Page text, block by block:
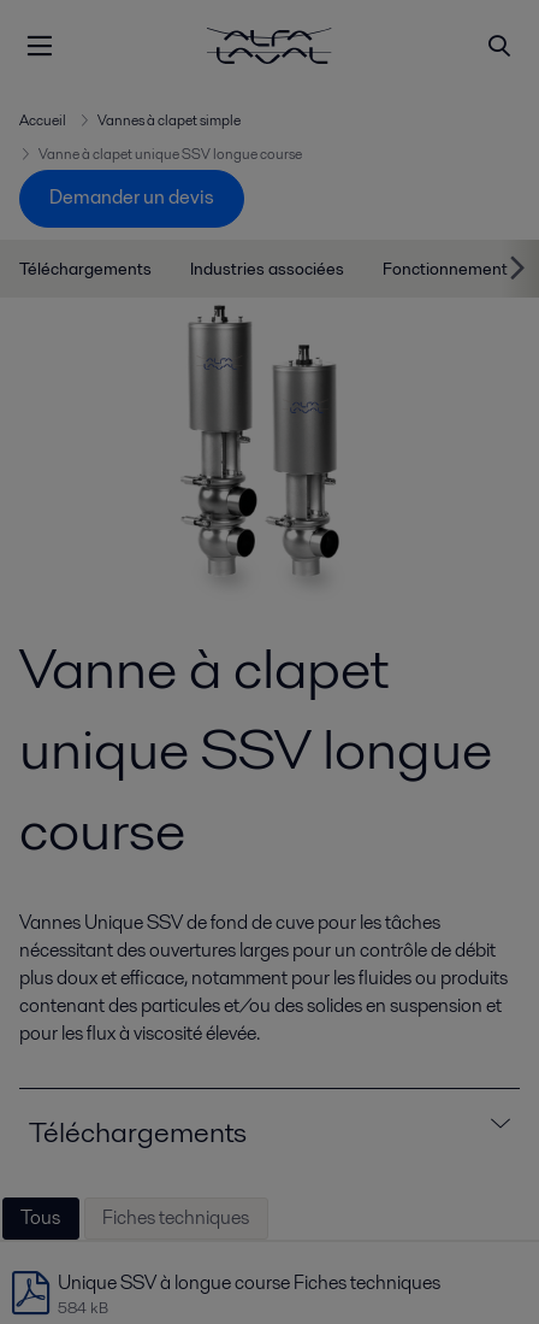
Accueil
Vannes à clapet simple
Vanne à clapet unique SSV longue course
Demander un devis
Téléchargements Industries associées Fonctionnement
Vanne à clapet
unique SSV longue
course
Vannes Unique SSV de fond de cuve pour les tâches
nécessitant des ouvertures larges pour un contrôle de débit
plus doux et efficace, notamment pour les fluides ou produits
contenant des particules et/ou des solides en suspension et
pour les flux à viscosité élevée.
Téléchargements
Tous Fiches techniques
Unique SSV à longue course Fiches techniques
584 kB